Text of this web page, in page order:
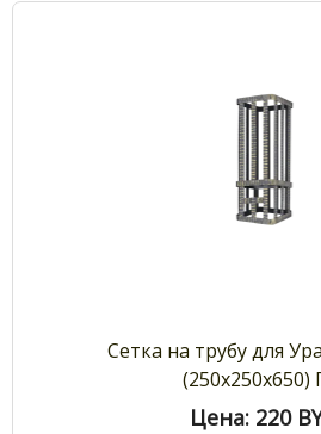
Сетка на трубу для
(250х250х650)
Цена: 220